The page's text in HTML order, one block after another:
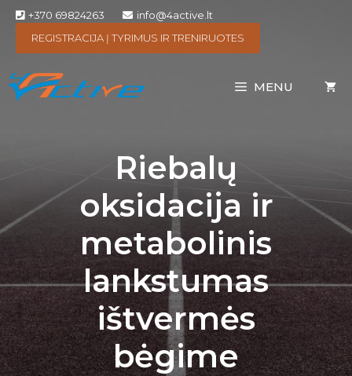
+370 69824263
info@4active.lt
REGISTRACIJA Į TYRIMUS IR TRENIRUOTES
MENU
Riebalų
oksidacija ir
metabolinis
lankstumas
ištvermės
bėgime